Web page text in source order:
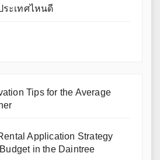
ระเทศไหนดี
Tips for the Average
Application Strategy
in the Daintree